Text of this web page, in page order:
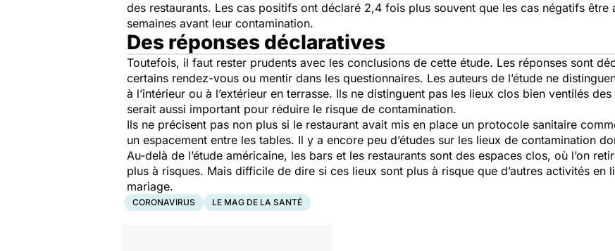
des restaurants. Les cas positifs ont déclaré 2,4 fois plus souvent que les cas négatifs être
semaines avant leur contamination.
Des réponses déclaratives
Toutefois, il faut rester prudents avec les conclusions de cette étude. Les réponses sont
certains rendez-vous ou mentir dans les questionnaires. Les auteurs de l’étude ne
à l’intérieur ou à l’extérieur en terrasse. Ils ne distinguent pas les lieux clos bien ventilés
serait aussi important pour réduire le risque de contamination.
Ils ne précisent pas non plus si le restaurant avait mis en place un protocole sanitaire
un espacement entre les tables. Il y a encore peu d’études sur les lieux de contamination
Au-delà de l’étude américaine, les bars et les restaurants sont des espaces clos, où l’on
plus à risques. Mais difficile de dire si ces lieux sont plus à risque que d’autres activités en
mariage.
CORONAVIRUS LE MAG DE LA SANTÉ